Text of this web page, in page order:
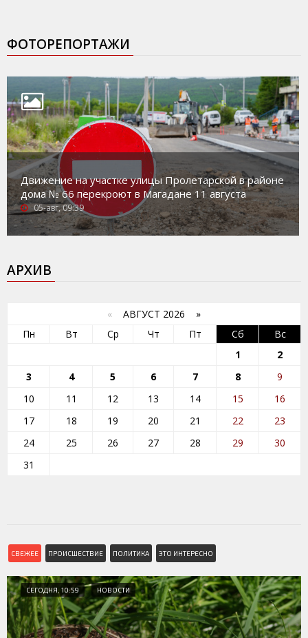
ФОТОРЕПОРТАЖИ
Движение на участке улицы Пролетарской в районе
дома № 66 перекроют в Магадане 11 августа
05-авг, 09:39
АРХИВ
« АВГУСТ 2026 »
Пн
Вт Ср Чт Пт Сб
Вс
1
2
3
4 5 6 7 8
9
10
11 12 13 14 15
16
17
18 19 20 21 22
23
24
25 26 27 28 29
30
31
СВЕЖЕЕ ПРОИСШЕСТВИЕ ПОЛИТИКА ЭТО ИНТЕРЕСНО
СЕГОДНЯ, 10:59 НОВОСТИ